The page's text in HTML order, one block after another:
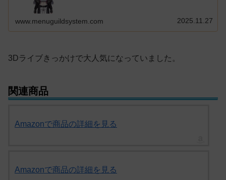
www.menuguildsystem.com 2025.11.27
3Dライブきっかけで大人気になっていました。
関連商品
Amazonで商品の詳細を見る
Amazonで商品の詳細を見る